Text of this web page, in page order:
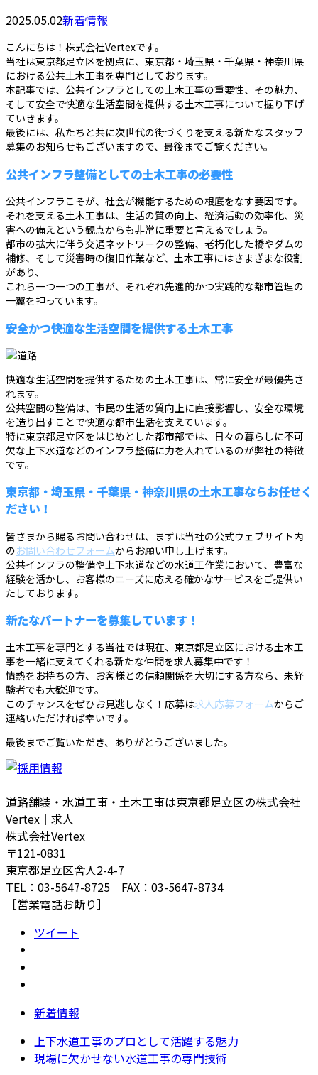
2025.05.02新着情報
こんにちは！株式会社Vertexです。
当社は東京都足立区を拠点に、東京都・埼玉県・千葉県・神奈川県
における公共土木工事を専門としております。
本記事では、公共インフラとしての土木工事の重要性、その魅力、
そして安全で快適な生活空間を提供する土木工事について掘り下げ
ていきます。
最後には、私たちと共に次世代の街づくりを支える新たなスタッフ
募集のお知らせもございますので、最後までご覧ください。
公共インフラ整備としての土木工事の必要性
公共インフラこそが、社会が機能するための根底をなす要因です。
それを支える土木工事は、生活の質の向上、経済活動の効率化、災
害への備えという観点からも非常に重要と言えるでしょう。
都市の拡大に伴う交通ネットワークの整備、老朽化した橋やダムの
補修、そして災害時の復旧作業など、土木工事にはさまざまな役割
があり、
これら一つ一つの工事が、それぞれ先進的かつ実践的な都市管理の
一翼を担っています。
安全かつ快適な生活空間を提供する土木工事
快適な生活空間を提供するための土木工事は、常に安全が最優先さ
れます。
公共空間の整備は、市民の生活の質向上に直接影響し、安全な環境
を造り出すことで快適な都市生活を支えています。
特に東京都足立区をはじめとした都市部では、日々の暮らしに不可
欠な上下水道などのインフラ整備に力を入れているのが弊社の特徴
です。
東京都・埼玉県・千葉県・神奈川県の土木工事ならお任せく
ださい！
皆さまから賜るお問い合わせは、まずは当社の公式ウェブサイト内
のお問い合わせフォームからお願い申し上げます。
公共インフラの整備や上下水道などの水道工作業において、豊富な
経験を活かし、お客様のニーズに応える確かなサービスをご提供い
たしております。
新たなパートナーを募集しています！
土木工事を専門とする当社では現在、東京都足立区における土木工
事を一緒に支えてくれる新たな仲間を求人募集中です！
情熱をお持ちの方、お客様との信頼関係を大切にする方なら、未経
験者でも大歓迎です。
このチャンスをぜひお見逃しなく！応募は求人応募フォームからご
連絡いただければ幸いです。
最後までご覧いただき、ありがとうございました。
道路舗装・水道工事・土木工事は東京都足立区の株式会社
Vertex｜求人
株式会社Vertex
〒121-0831
東京都足立区舎人2-4-7
TEL：03-5647-8725 FAX：03-5647-8734
［営業電話お断り］
ツイート
新着情報
上下水道工事のプロとして活躍する魅力
現場に欠かせない水道工事の専門技術